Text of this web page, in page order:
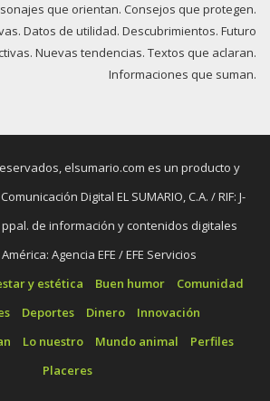
que orientan. Consejos que protegen.
Datos de utilidad. Descubrimientos. Futuro
Nuevas tendencias. Textos que aclaran.
Informaciones que suman.
elsumario.com es un producto y
Digital EL SUMARIO, C.A. / RIF: J-
ppal. de información y contenidos digitales
Agencia EFE / EFE Servicios
y estética Buen humor
Comunidad
Deportes Dinero
Innovación
Lo nuestro Mundo animal
Perfiles
Placeres